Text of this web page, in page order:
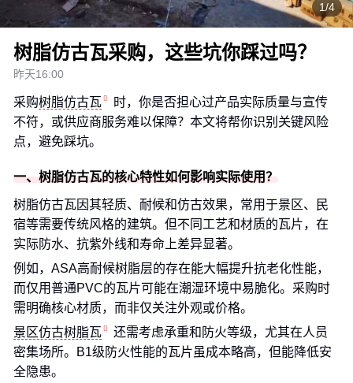
1/4
树脂仿古瓦采购，这些坑你踩过吗？
昨天16:00
采购树脂仿古瓦
时，你是否担心过产品实际质量与宣传
不符，或供应商服务难以保障？本文将帮你识别关键风险
点，避免踩坑。
一、树脂仿古瓦的核心特性如何影响实际使用？
树脂仿古瓦因其轻质、耐候和仿古效果，常用于景区、民
宿等需要传统风格的建筑。但不同工艺和材质的瓦片，在
实际防水、抗紫外线和寿命上差异显著。
例如，ASA高耐候树脂层的存在能大幅提升抗老化性能，
而仅用普通PVC的瓦片可能在潮湿环境中易脆化。采购时
需明确核心材质，而非仅关注外观或价格。
景区仿古树脂瓦
还需考虑承重和防火等级，尤其在人员
密集场所。B1级防火性能的瓦片虽成本略高，但能降低安
全隐患。